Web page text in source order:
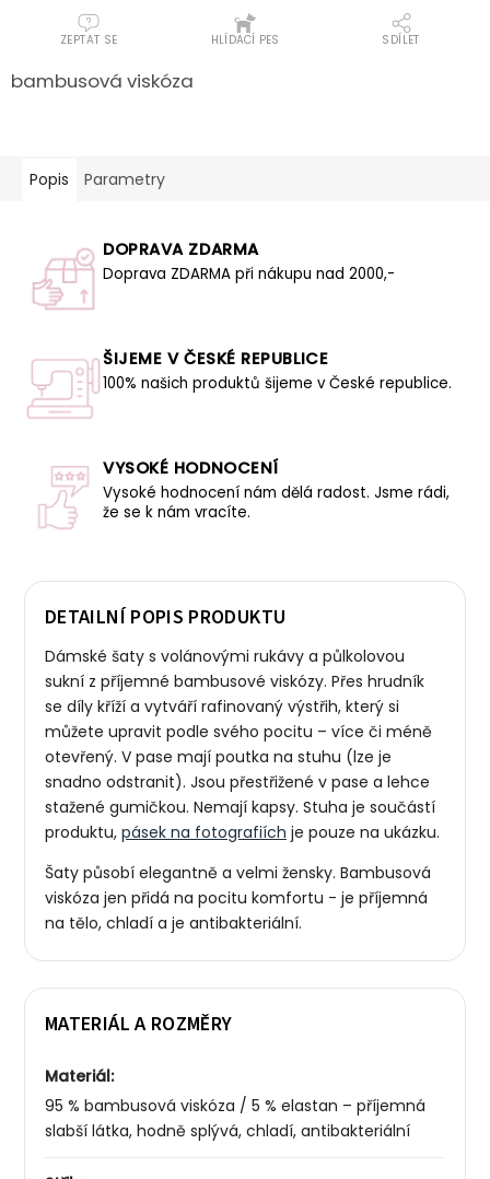
ZEPTAT SE HLÍDACÍ PES SDÍLET
bambusová viskóza
Popis Parametry
DOPRAVA ZDARMA
Doprava ZDARMA při nákupu nad 2000,-
ŠIJEME V ČESKÉ REPUBLICE
100% našich produktů šijeme v České republice.
VYSOKÉ HODNOCENÍ
Vysoké hodnocení nám dělá radost. Jsme rádi,
že se k nám vracíte.
DETAILNÍ POPIS PRODUKTU
Dámské šaty s volánovými rukávy a půlkolovou
sukní z příjemné bambusové viskózy. Přes hrudník
se díly kříží a vytváří rafinovaný výstřih, který si
můžete upravit podle svého pocitu – více či méně
otevřený. V pase mají poutka na stuhu (lze je
snadno odstranit). Jsou přestřižené v pase a lehce
stažené gumičkou. Nemají kapsy. Stuha je součástí
produktu, pásek na fotografiích je pouze na ukázku.
Šaty působí elegantně a velmi žensky. Bambusová
viskóza jen přidá na pocitu komfortu - je příjemná
na tělo, chladí a je antibakteriální.
MATERIÁL A ROZMĚRY
Materiál:
95 % bambusová viskóza / 5 % elastan – příjemná
slabší látka, hodně splývá, chladí, antibakteriální